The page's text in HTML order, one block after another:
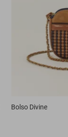
Bolso Divine